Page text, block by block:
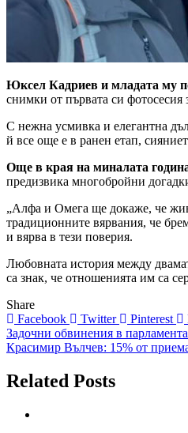
Юксел Кадриев и младата му
снимки от първата си фотосесия
С нежна усмивка и елегантна
й все още е в ранен етап,
Още в края на миналата
предизвика многобройни
„Алфа и Омега ще докаже, че
традиционните вярвания, че
и вярва в тези поверия.
Любовната история между
са знак, че отношенията им са
Share
Facebook
Twitter Pinterest
Навигация
Задочни обвинения в
Красимир Вълчев: 15% от
Related Posts